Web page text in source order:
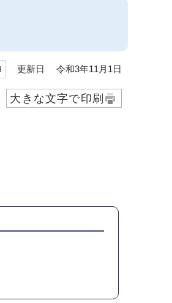
更新日 令和3年11月1日
大きな文字で印刷